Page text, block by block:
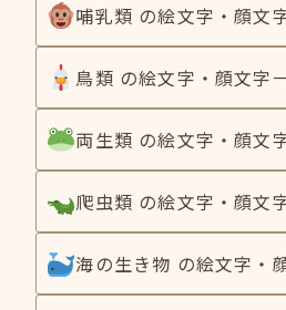
哺乳類 の絵文字・顔文
鳥類 の絵文字・顔文字
両生類 の絵文字・顔文
爬虫類 の絵文字・顔文
海の生き物 の絵文字・